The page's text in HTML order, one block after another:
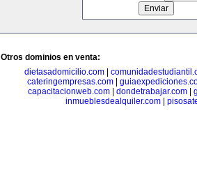
Otros dominios en venta:
dietasadomicilio.com
cateringempresas.com|
capacitacionweb.com
dondetrabajar.com
inmueblesdealquiler.com